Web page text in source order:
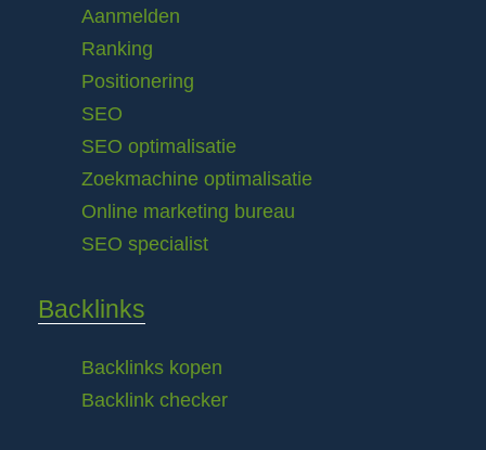
Aanmelden
Ranking
Positionering
SEO
SEO optimalisatie
Zoekmachine optimalisatie
Online marketing bureau
SEO specialist
Backlinks
Backlinks kopen
Backlink checker